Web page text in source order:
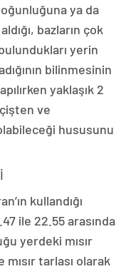
ya da
bazların çok
yerin
bilinmesinin
yaklaşık 2
ve
hususunu
kullandığı
ile 22.55 arasında
yerdeki mısır
tarlası olarak